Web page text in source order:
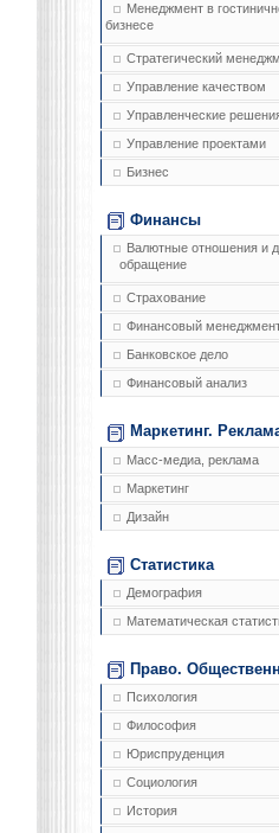
Менеджмент в
бизнесе
Стратегический
Управление качеством
Управленческие
Управление проектами
Бизнес
Финансы
Валютные отношения и
обращение
Страхование
Финансовый
Банковское дело
Финансовый анализ
Маркетинг.
Масс-медиа, реклама
Маркетинг
Дизайн
Статистика
Демография
Математическая
Право.
Психология
Философия
Юриспруденция
Социология
История